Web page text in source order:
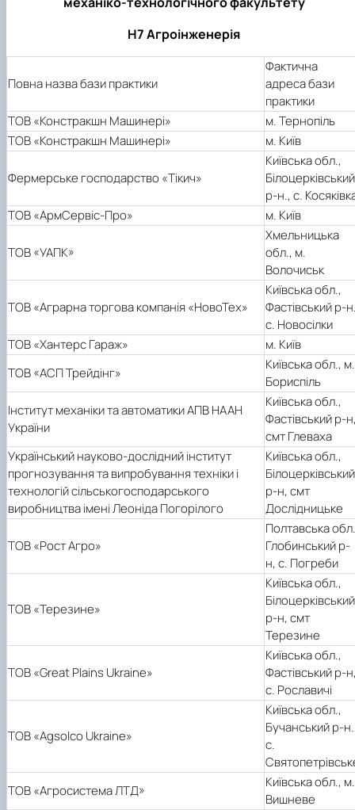
Н7 Агроінженерія
Повна назва бази практики
Фактична
адреса бази
практики
ТОВ «Констракшн Машинері»
м. Тернопіль
ТОВ «Констракшн Машинері»
м. Київ
Фермерське господарство «Тікич»
Київська обл.,
Білоцерківський
р-н., с.
ТОВ «АрмСервіс-Про»
м. Київ
ТОВ «УАПК»
Хмельницька
обл., м.
Волочиськ
ТОВ «Аграрна торгова компанія «НовоТех»
Київська обл.,
Фастівський р-
с. Новосілки
ТОВ «Хантерс Гараж»
м. Київ
ТОВ «АСП Трейдінг»
Київська обл., м.
Бориспіль
Інститут механіки та автоматики АПВ НААН
України
Київська обл.,
Фастівський р-
смт Глеваха
Український науково-дослідний інститут
прогнозування та випробування техніки і
технологій сільськогосподарського
виробництва імені Леоніда Погорілого
Київська обл.,
Білоцерківський
р-н, смт
Дослідницьке
ТОВ «Рост Агро»
Полтавська
Глобинський р-
н, с. Погреби
ТОВ «Терезине»
Київська обл.,
Білоцерківський
р-н, смт
Терезине
ТОВ «Great Plains Ukraine»
Київська обл.,
Фастівський р-
с. Рославичі
ТОВ «Agsolco Ukraine»
Київська обл.,
Бучанський р-
с.
ТОВ «Агросистема ЛТД»
Київська обл., м.
Вишневе